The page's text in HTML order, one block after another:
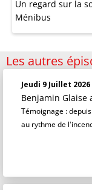
Un regard sur la
Ménibus
Les autres
Jeudi 9 Juillet 2026
Benjamin Glaise
Témoignage :
au rythme de